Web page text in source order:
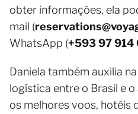
obter informações, ela
mail (
WhatsApp (+593 97 914
Daniela também auxilia
logística entre o Brasil e
os melhores voos, hotéis